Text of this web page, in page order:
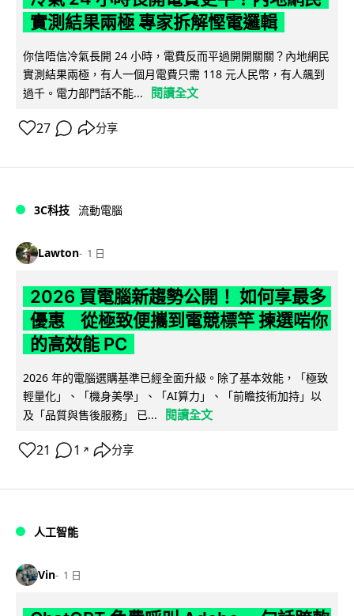
實測結果兩極 專家拆解慳電邏輯
你信唔信冷氣長開 24 小時，電費反而平過開開關關？內地網民
實測結果兩極，有人一個月電費只需 118 元人民幣，有人飆到
過千。電力部門話不能...
閱讀全文
27 分享
3C科技 流動電腦
Lawton 1 日
2026 買電腦新趨勢公開！ 如何享最多
優惠 從極致便攜到電競標竿 揀選啱你
的高效能 PC
2026 年的電腦選購基準已經全面升級。除了基本效能，「極致
輕量化」、「機身美學」、「AI算力」、「前瞻技術加持」以
及「品質與售後服務」 已...
閱讀全文
21 1 ↗ 分享
人工智能
Vin 1 日